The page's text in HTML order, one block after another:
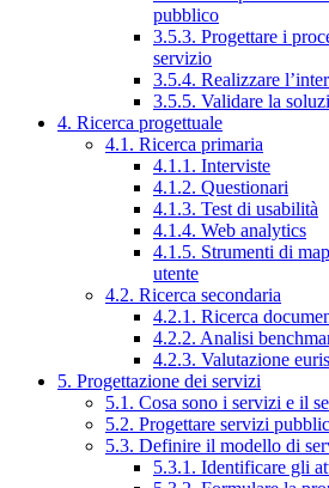
pubblico
3.5.3. Progettare i
servizio
3.5.4. Realizzare
3.5.5. Validare la
4. Ricerca progettuale
4.1. Ricerca primaria
4.1.1. Interviste
4.1.2. Questionari
4.1.3. Test di usabilità
4.1.4. Web analytics
4.1.5. Strumenti di
utente
4.2. Ricerca secondaria
4.2.1. Ricerca
4.2.2. Analisi
4.2.3. Valutazione
5. Progettazione dei servizi
5.1. Cosa sono i servizi e il
5.2. Progettare servizi
5.3. Definire il modello di
5.3.1. Identificare gli